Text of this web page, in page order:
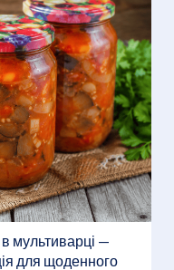
мультиварці —
для щоденного